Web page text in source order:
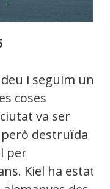
i seguim una
coses
va ser
destruïda
per
Kiel ha estat